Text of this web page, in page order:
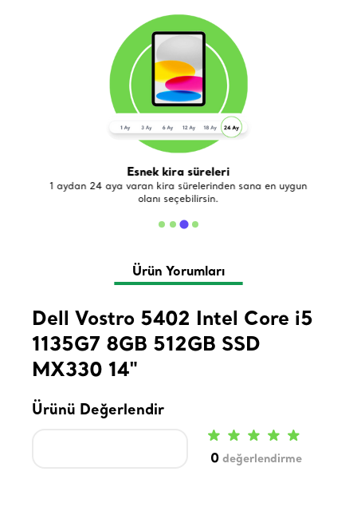
Esnek kira süreleri
1 aydan 24 aya varan kira sürelerinden sana en uygun
olanı seçebilirsin.
Ürün Yorumları
Dell Vostro 5402 Intel Core i5
1135G7 8GB 512GB SSD
MX330 14"
Ürünü Değerlendir
0 değerlendirme